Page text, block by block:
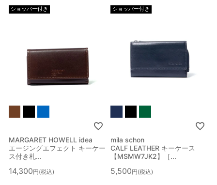
サブ
カテゴリー
性別
カラー
ショッパー付き
MARGARET HOWELL idea
エージングエフェクト キーケー
ス付き札...
14,300 税込
ショッパー付き
mila schon
CALF LEATHER キーケース
【MSMW7JK2】［...
5,500 税込